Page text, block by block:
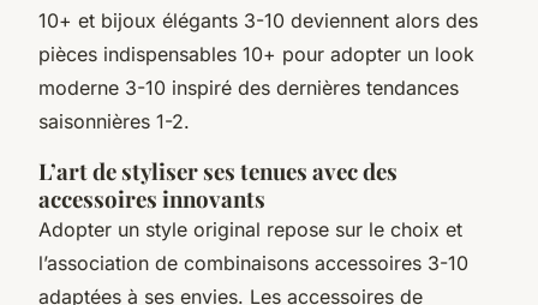
10+ et bijoux élégants 3-10 deviennent alors des
pièces indispensables 10+ pour adopter un look
moderne 3-10 inspiré des dernières tendances
saisonnières 1-2.
L’art de styliser ses tenues avec des
accessoires innovants
Adopter un style original repose sur le choix et
l’association de combinaisons accessoires 3-10
adaptées à ses envies. Les accessoires de